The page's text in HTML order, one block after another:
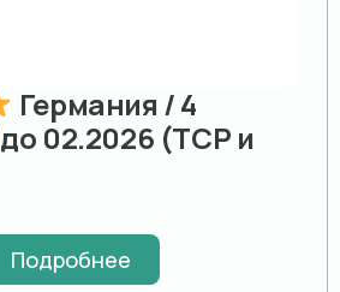
Германия / 4
до 02.2026 (TCP и
Подробнее